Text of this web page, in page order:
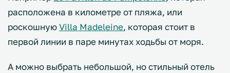
расположена в километре от пляжа, или
роскошнуюVilla Madeleine, которая стоит в
первой линии в паре минутах ходьбы от моря.
А можно выбрать небольшой, но стильный отель